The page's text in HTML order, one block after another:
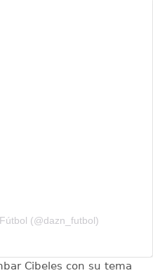
(@dazn_futbol)
Cibeles con su tema